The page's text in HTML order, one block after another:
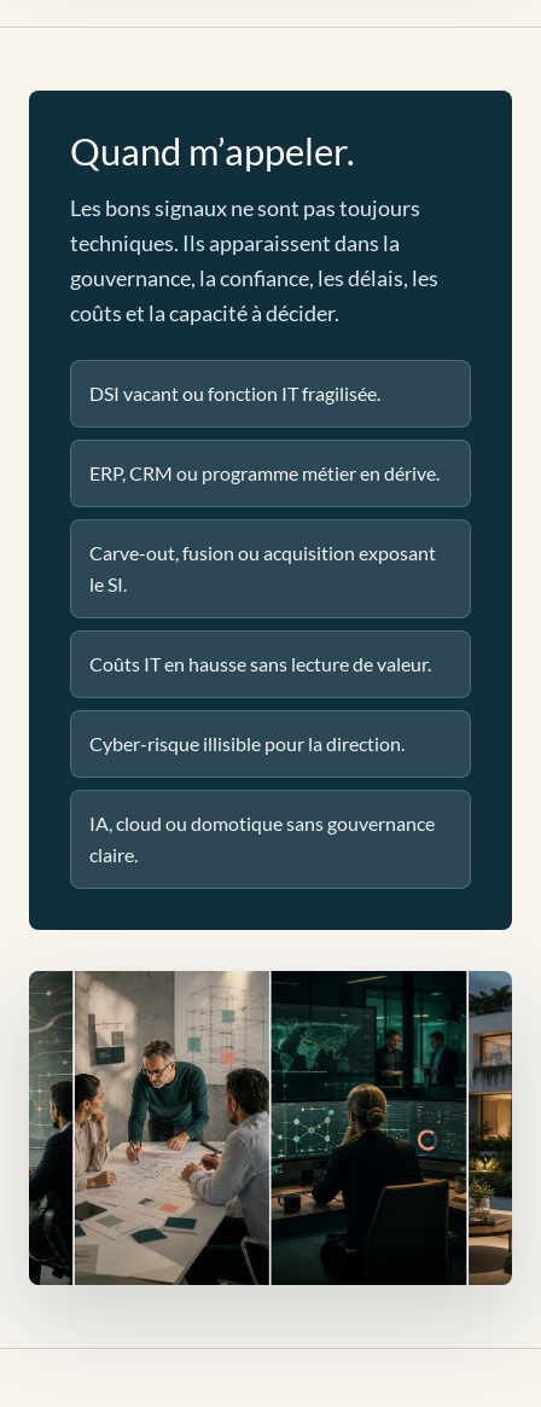
Quand m’appeler.
Les bons signaux ne sont pas toujours
techniques. Ils apparaissent dans la
gouvernance, la confiance, les délais, les
coûts et la capacité à décider.
DSI vacant ou fonction IT fragilisée.
ERP, CRM ou programme métier en dérive.
Carve-out, fusion ou acquisition exposant
le SI.
Coûts IT en hausse sans lecture de valeur.
Cyber-risque illisible pour la direction.
IA, cloud ou domotique sans gouvernance
claire.